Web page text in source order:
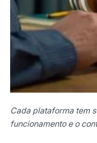
Cada plataforma tem
funcionamento e o